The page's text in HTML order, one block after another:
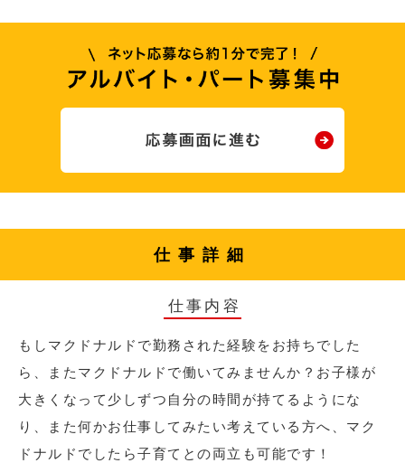
仕事詳細
仕事内容
もしマクドナルドで勤務された経験をお持ちでした
ら、またマクドナルドで働いてみませんか？お子様が
大きくなって少しずつ自分の時間が持てるようにな
り、また何かお仕事してみたい考えている方へ、マク
ドナルドでしたら子育てとの両立も可能です！